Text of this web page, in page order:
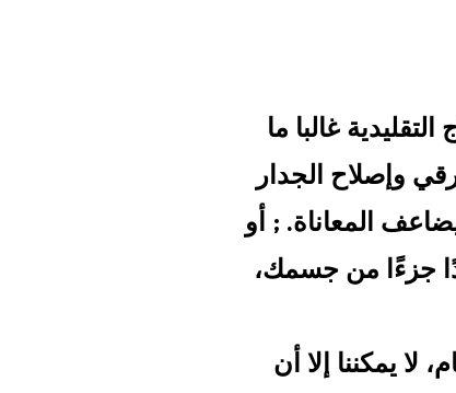
غالبا ما
وإصلاح الجدار
المعاناة. ; أو
جزءًا من جسمك،
لا يمكننا إلا أن